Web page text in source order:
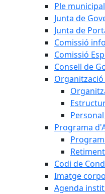
Ple municipal
Junta de
Junta de
Comissió
Comissió
Consell de
Programa
Codi de
Imatge
Agenda